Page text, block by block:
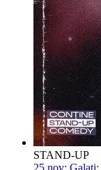
STAND-UP
25 nov: Galați: